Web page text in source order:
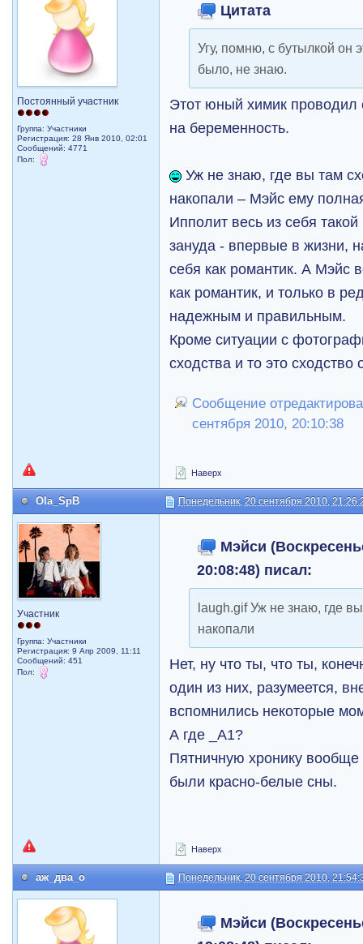
Постоянный участник
Группа: Участники
Регистрация: 28 Янв 2010, 02:01
Сообщений: 4771
Пол:
Цитата
Угу, помню, с бутылкой он
было, не знаю.
Этот юный химик
на беременность.
Уж не знаю, где вы там
накопали – Mэйс ему
Ипполит весь из себя
зануда - впервые в жизни,
себя как романтик. А Mэйс
как романтик, и только в
надежным и правильным.
Кроме ситуации с
сходства и то это
Сообщение
сентября 2010, 20:10:38
Наверх
Ola_SpB Понедельник, 20 сентября 2010,
Участник
Группа: Участники
Регистрация: 9 Апр 2009, 11:11
Сообщений: 451
Пол:
Мэйси
20:08:48) писал:
laugh.gif Уж не знаю, где
накопали
Нет, ну что ты, что ты,
один из них, разумеется,
вспомнились некоторые
А где _А1?
Пятничную хронику
были красно-белые сны.
Наверх
аж_два_о Понедельник, 20 сентября 2010,
Мэйси